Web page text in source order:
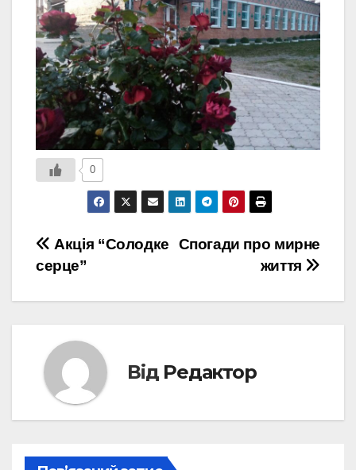
0
Навігація
записів
Спогади про мирне
життя
Акція “Солодке
серце”
Від Редактор